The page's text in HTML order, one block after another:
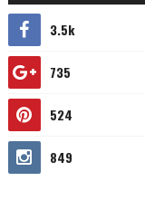
3.5k
735
524
849